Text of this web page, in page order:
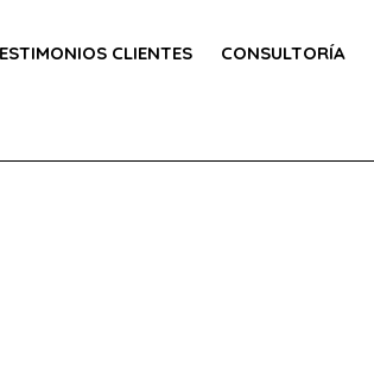
CLIENTES CONSULTORÍA